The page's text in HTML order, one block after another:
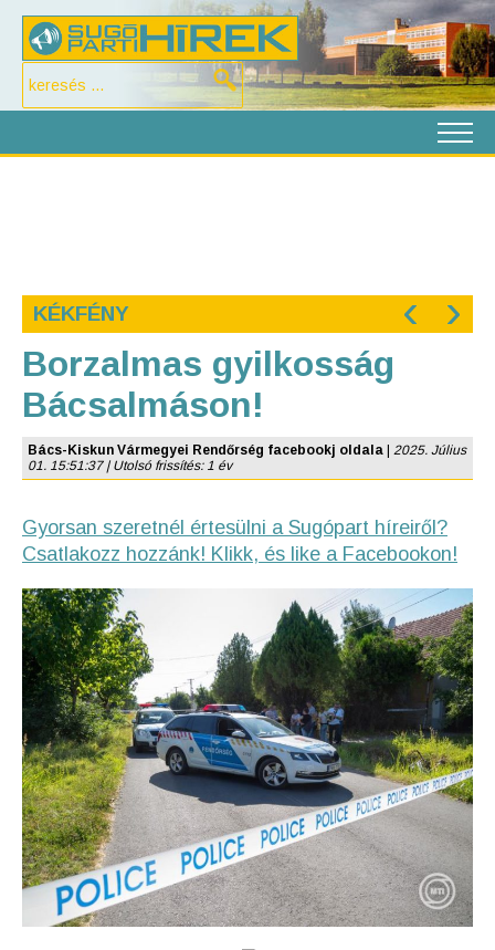
KÉKFÉNY ‹ ›
Borzalmas gyilkosság
Bácsalmáson!
Bács-Kiskun Vármegyei Rendőrség facebookj oldala
2025. Július
01. 15:51:37 | Utolsó frissítés: 1 év
Gyorsan szeretnél értesülni a Sugópart híreiről?
Csatlakozz hozzánk! Klikk, és like a Facebookon!